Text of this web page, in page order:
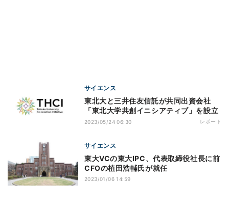
サイエンス
東北大と三井住友信託が共同出資会社
「東北大学共創イニシアティブ」を設立
2023/05/24 06:30 レポート
サイエンス
東大VCの東大IPC、代表取締役社長に前
CFOの植田浩輔氏が就任
2023/01/06 14:59